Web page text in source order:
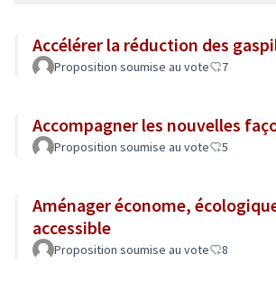
Accélérer la réduction des
Proposition soumise au vote 7
Accompagner les nouvelles
Proposition soumise au vote 5
Aménager économe,
accessible
Proposition soumise au vote 8